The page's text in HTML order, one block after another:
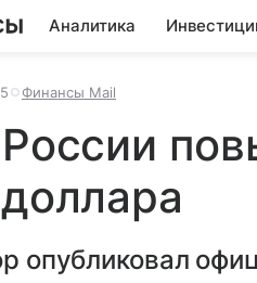
Аналитика
Финансы Mail
опубликовал